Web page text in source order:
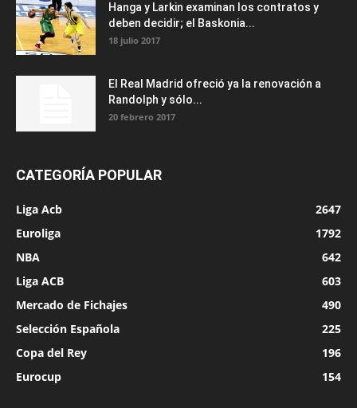
Hanga y Larkin examinan los contratos y
deben decidir; el Baskonia...
18 julio 2017
El Real Madrid ofreció ya la renovación a
Randolph y sólo...
20 febrero 2017
CATEGORÍA POPULAR
Liga Acb
2647
Euroliga
1792
NBA
642
Liga ACB
603
Mercado de Fichajes
490
Selección Española
225
Copa del Rey
196
Eurocup
154